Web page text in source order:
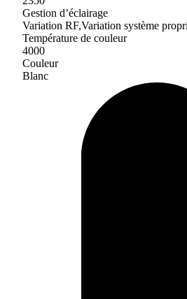
Gestion d’éclairage
Variation RF,Variation système
Température de couleur
4000
Couleur
Blanc